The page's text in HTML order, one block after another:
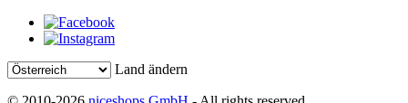
Land ändern